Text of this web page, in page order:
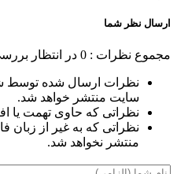
ارسال نظر شما
مجموع نظرات : 0 در انتظار
نظرات ارسال شده توسط
سایت منتشر خواهد شد.
نظراتی که حاوی تهمت یا
نظراتی که به غیر از زبان
منتشر نخواهد شد.